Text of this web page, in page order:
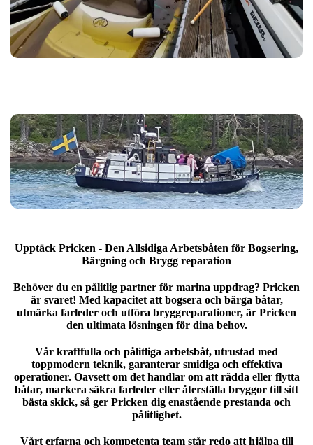
Upptäck Pricken - Den Allsidiga Arbetsbåten för Bogsering,
Bärgning och Brygg reparation
Behöver du en pålitlig partner för marina uppdrag? Pricken
är svaret! Med kapacitet att bogsera och bärga båtar,
utmärka farleder och utföra bryggreparationer, är Pricken
den ultimata lösningen för dina behov.
Vår kraftfulla och pålitliga arbetsbåt, utrustad med
toppmodern teknik, garanterar smidiga och effektiva
operationer. Oavsett om det handlar om att rädda eller flytta
båtar, markera säkra farleder eller återställa bryggor till sitt
bästa skick, så ger Pricken dig enastående prestanda och
pålitlighet.
Vårt erfarna och kompetenta team står redo att hjälpa till